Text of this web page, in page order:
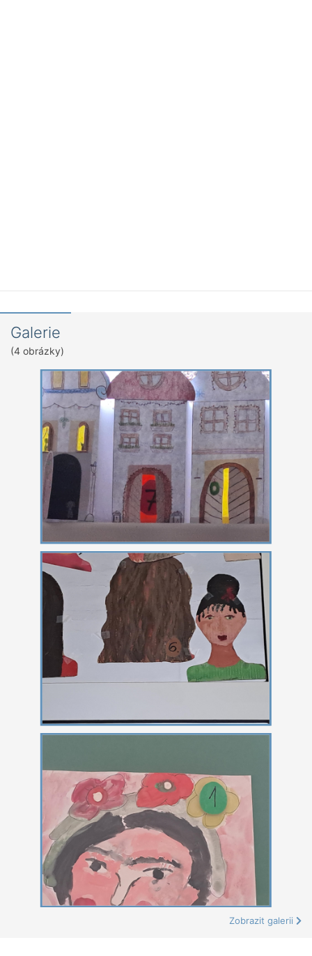
Galerie
(4 obrázky)
Zobrazit galerii